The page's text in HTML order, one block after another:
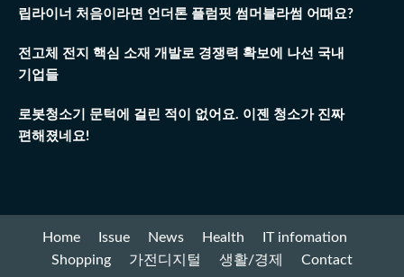
립라이너 처음이라면 언더톤 플럼핏 썸머블라썸 어때요?
전고체 전지 핵심 소재 개발로 경쟁력 확보에 나선 국내
기업들
로봇청소기 문턱에 걸린 적이 없어요. 이젠 청소가 진짜
편해졌네요!
Home Issue News Health
IT infomation
Shopping
가전디지털 생활/경제 Contact